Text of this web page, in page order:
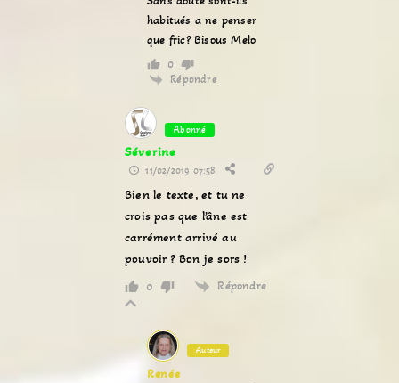
habitués a ne penser
que fric? Bisous Melo
0
Répondre
Abonné
Séverine
11/02/2019 07:58
Bien le texte, et tu ne
crois pas que l’âne est
carrément arrivé au
pouvoir ? Bon je sors !
0 Répondre
Auteur
Renée